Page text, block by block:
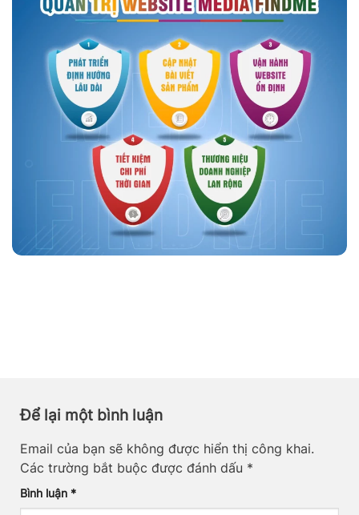
Để lại một bình luận
Email của bạn sẽ không được hiển thị công khai.
Các trường bắt buộc được đánh dấu *
Bình luận *